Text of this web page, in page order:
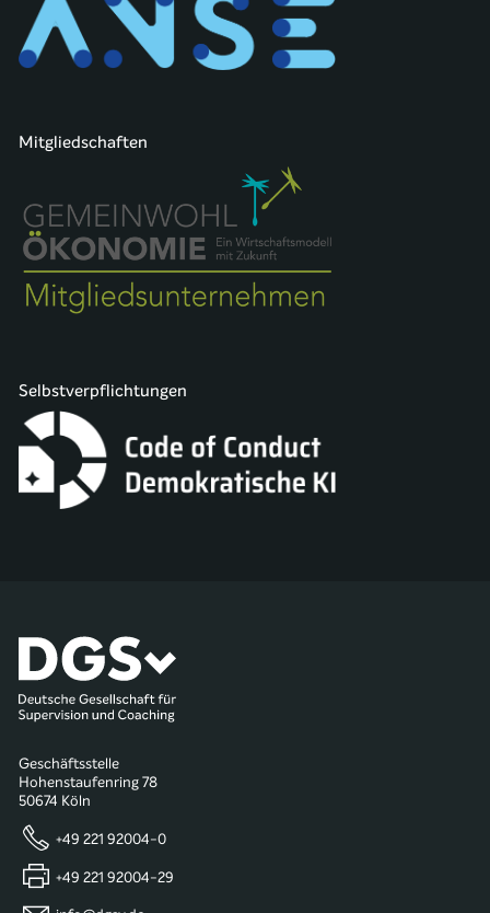
Mitgliedschaften
Selbstverpflichtungen
Geschäftsstelle
Hohenstaufenring 78
50674 Köln
+49 221 92004-0
+49 221 92004-29